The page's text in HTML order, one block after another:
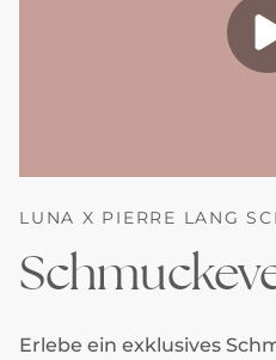
LUNA X PIERRE LANG
Erlebe ein exklusives